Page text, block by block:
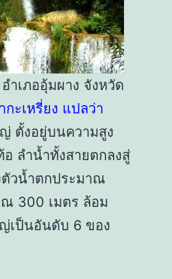
ำเภออุ้มผาง จังหวัด
ะเหรี่ยง แปลว่า
ตั้งอยู่บนความสูง
อ ลำน้ำทั้งสายตกลงสู่
วน้ำตกประมาณ
300 เมตร ล้อม
เป็นอันดับ 6 ของ